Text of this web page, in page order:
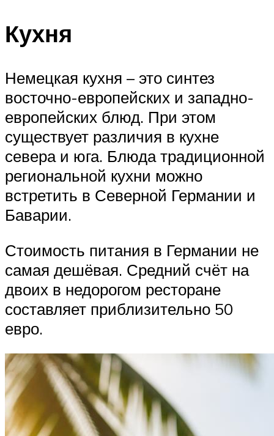
Кухня
Немецкая кухня – это синтез
восточно-европейских и западно-
европейских блюд. При этом
существует различия в кухне
севера и юга. Блюда традиционной
региональной кухни можно
встретить в Северной Германии и
Баварии.
Стоимость питания в Германии не
самая дешёвая. Средний счёт на
двоих в недорогом ресторане
составляет приблизительно 50
евро.